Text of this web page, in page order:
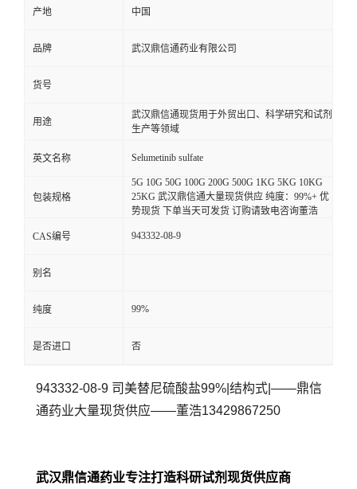
产地 中国
品牌 武汉鼎信通药业有限公司
货号
用途
武汉鼎信通现货用于外贸出口、科学研究和试剂
生产等领域
英文名称 Selumetinib sulfate
包装规格
5G 10G 50G 100G 200G 500G 1KG 5KG 10KG
25KG 武汉鼎信通大量现货供应 纯度：99%+ 优
势现货 下单当天可发货 订购请致电咨询董浩
CAS编号 943332-08-9
别名
纯度 99%
是否进口 否
943332-08-9 司美替尼硫酸盐99%|结构式|——鼎信
通药业大量现货供应——董浩13429867250
武汉鼎信通药业专注打造科研试剂现货供应商